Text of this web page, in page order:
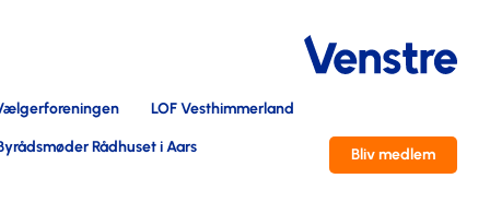
LOF Vesthimmerland
Rådhuset i Aars Bliv medlem